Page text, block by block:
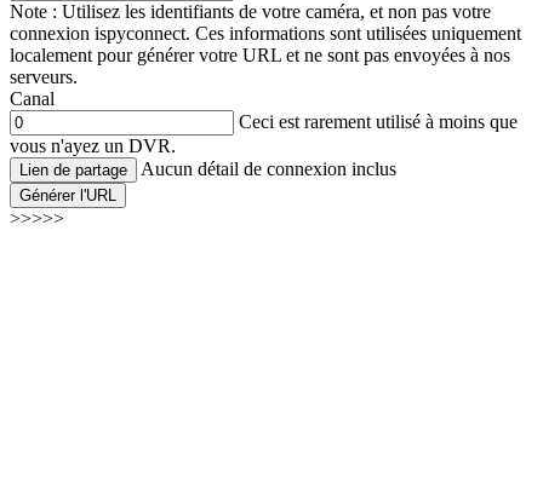
Note : Utilisez les identifiants de votre caméra, et non pas votre
connexion ispyconnect. Ces informations sont utilisées uniquement
localement pour générer votre URL et ne sont pas envoyées à nos
serveurs.
Canal
Ceci est rarement utilisé à moins que
vous n'ayez un DVR.
Lien de partage Aucun détail de connexion inclus
Générer l'URL
>>>>>